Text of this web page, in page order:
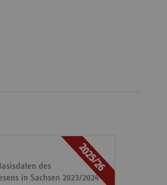
2025/26